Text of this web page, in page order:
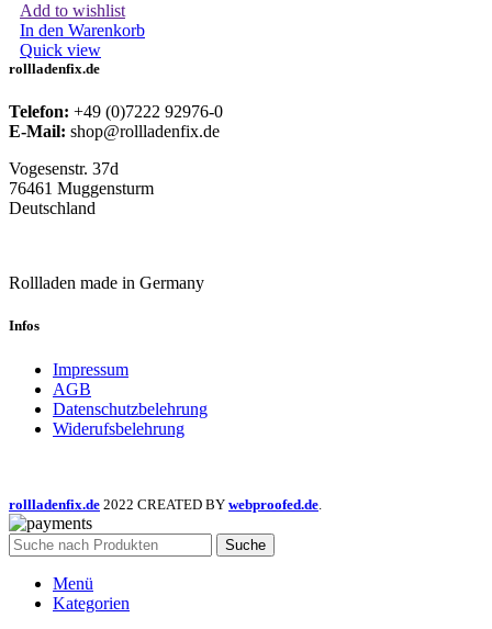
Add to wishlist
In den Warenkorb
Quick view
rollladenfix.de
Telefon: +49 (0)7222 92976-0
E-Mail: shop@rollladenfix.de
Vogesenstr. 37d
76461 Muggensturm
Deutschland
Rollladen made in Germany
Infos
Impressum
AGB
Datenschutzbelehrung
Widerufsbelehrung
rollladenfix.de 2022 CREATED BY webproofed.de
Suche
Menü
Kategorien